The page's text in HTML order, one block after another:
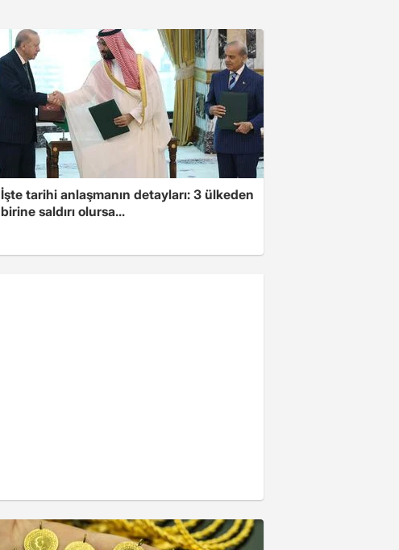
İşte tarihi anlaşmanın detayları: 3 ülkeden
birine saldırı olursa...